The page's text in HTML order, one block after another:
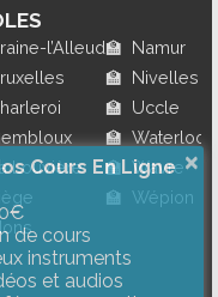
l’Alleud
Louvière
🏫 Namur
🏫 Nivelles
🏫 Uccle
🏫 Waterloo
🏫
Wavre
🏫
Wépion
×
Cours En Ligne
de cours
instruments
et audios